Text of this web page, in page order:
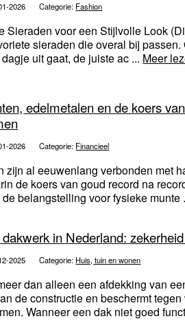
2026 Categorie: Fashion
Sieraden voor een Stijlvolle Look
sieraden die overal bij
uit gaat, de juiste ac ... Meer
edelmetalen en de koers
2026 Categorie: Financieel
zijn al eeuwenlang verbonden met
de koers van goud record na
belangstelling voor fysieke munte
in Nederland:
2025 Categorie: Huis, tuin en wonen
dan alleen een afdekking van
de constructie en beschermt
Wanneer een dak niet goed